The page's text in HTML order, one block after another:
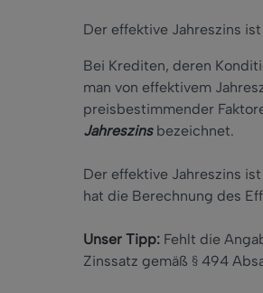
Der effektive Jahreszins
Bei Krediten, deren
man von effektivem
preisbestimmender
Jahreszinsbezeichnet.
Der effektive Jahreszins
hat die Berechnung des
Unser Tipp: Fehlt die
Zinssatz gemäß § 494